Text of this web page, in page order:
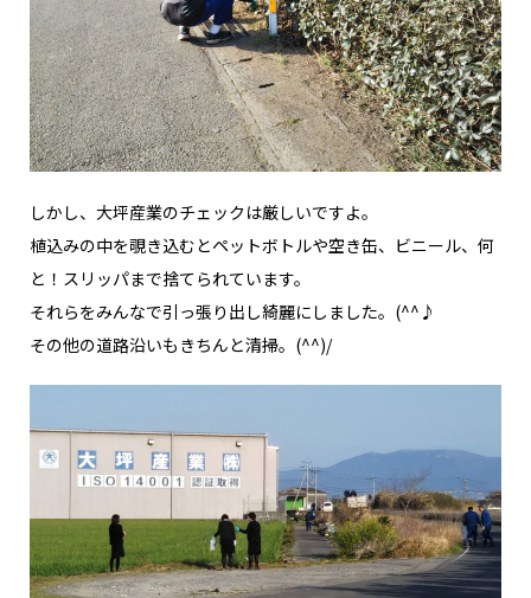
しかし、大坪産業のチェックは厳しいですよ。
植込みの中を覗き込むとペットボトルや空き缶、ビニール、何
と！スリッパまで捨てられています。
それらをみんなで引っ張り出し綺麗にしました。(^^♪
その他の道路沿いもきちんと清掃。(^^)/